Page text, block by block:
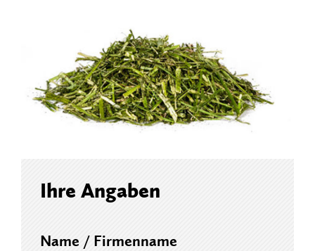
Ihre Angaben
Name / Firmenname